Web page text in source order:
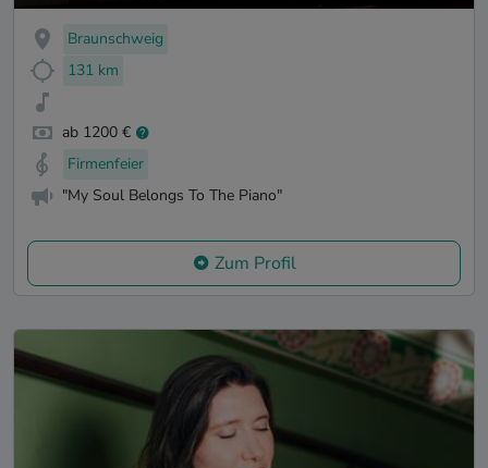
Braunschweig
131 km
ab 1200 €
Firmenfeier
"My Soul Belongs To The Piano"
Zum Profil